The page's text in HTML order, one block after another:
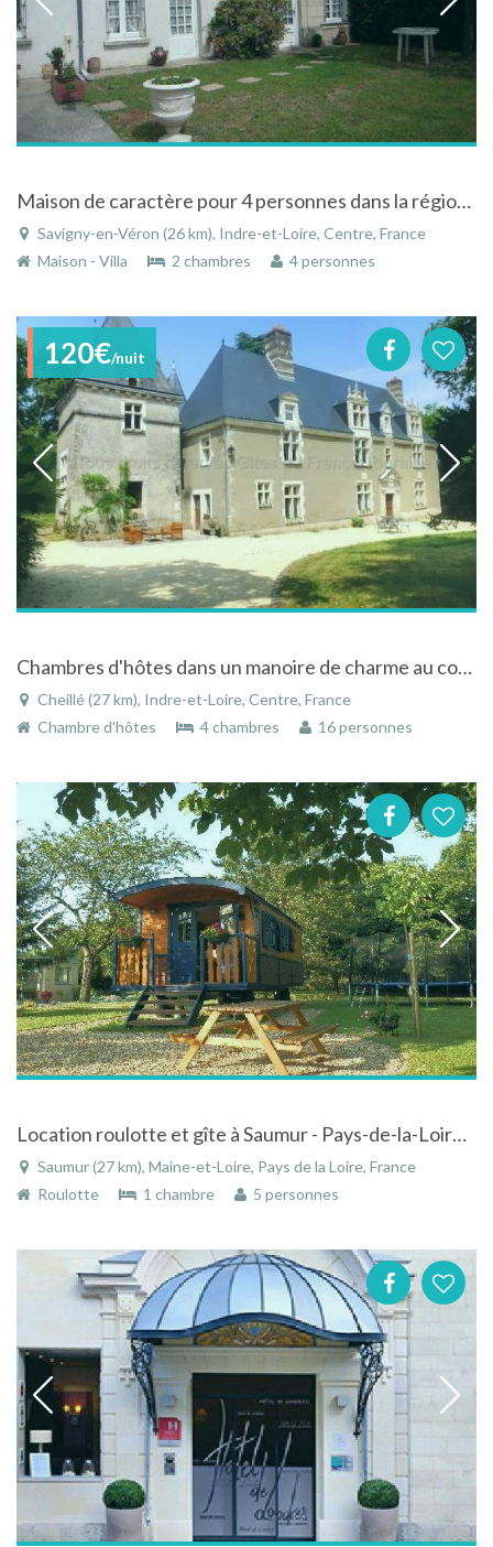
Maison de caractère pour 4 personnes dans la région Centre
Savigny-en-Véron (26 km), Indre-et-Loire, Centre, France
Maison - Villa
2 chambres 4 personnes
120€/nuit
Chambres d'hôtes dans un manoire de charme au coeur du Val de Loire
Cheillé (27 km), Indre-et-Loire, Centre, France
Chambre d'hôtes
4 chambres 16 personnes
Location roulotte et gîte à Saumur - Pays-de-la-Loire avec piscine couverte et chauffée
Saumur (27 km), Maine-et-Loire, Pays de la Loire, France
Roulotte
1 chambre 5 personnes